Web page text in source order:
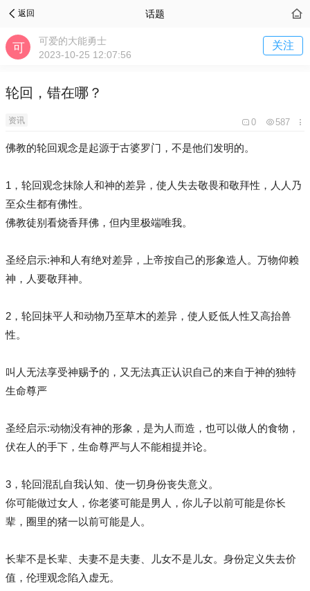
返回 话题
可爱的大能勇士
2023-10-25 12:07:56
关注
轮回，错在哪？
资讯 0 587
佛教的轮回观念是起源于古婆罗门，不是他们发明的。
1，轮回观念抹除人和神的差异，使人失去敬畏和敬拜性，人人乃
至众生都有佛性。
佛教徒别看烧香拜佛，但内里极端唯我。
圣经启示:神和人有绝对差异，上帝按自己的形象造人。万物仰赖
神，人要敬拜神。
2，轮回抹平人和动物乃至草木的差异，使人贬低人性又高抬兽
性。
叫人无法享受神赐予的，又无法真正认识自己的来自于神的独特
生命尊严
圣经启示:动物没有神的形象，是为人而造，也可以做人的食物，
伏在人的手下，生命尊严与人不能相提并论。
3，轮回混乱自我认知、使一切身份丧失意义。
你可能做过女人，你老婆可能是男人，你儿子以前可能是你长
辈，圈里的猪一以前可能是人。
长辈不是长辈、夫妻不是夫妻、儿女不是儿女。身份定义失去价
值，伦理观念陷入虚无。